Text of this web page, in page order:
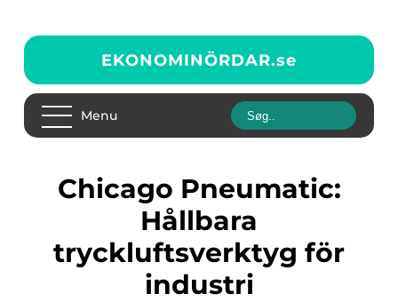
EKONOMINÖRDAR.se
Menu
Chicago Pneumatic:
Hållbara
tryckluftsverktyg för
industri